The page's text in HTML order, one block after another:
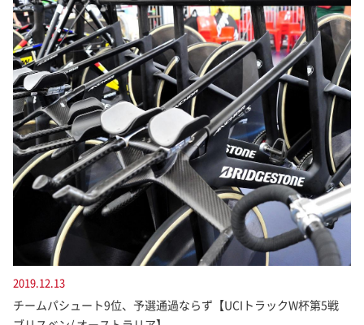
2019.12.13
チームパシュート9位、予選通過ならず【UCIトラックW杯第5戦